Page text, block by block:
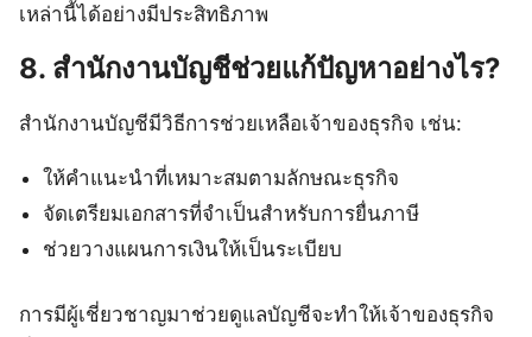
เหล่านี้ได้อย่างมีประสิทธิภาพ
8. สำนักงานบัญชีช่วยแก้ปัญหาอย่างไร?
สำนักงานบัญชีมีวิธีการช่วยเหลือเจ้าของธุรกิจ เช่น:
ให้คำแนะนำที่เหมาะสมตามลักษณะธุรกิจ
จัดเตรียมเอกสารที่จำเป็นสำหรับการยื่นภาษี
ช่วยวางแผนการเงินให้เป็นระเบียบ
การมีผู้เชี่ยวชาญมาช่วยดูแลบัญชีจะทำให้เจ้าของธุรกิจ